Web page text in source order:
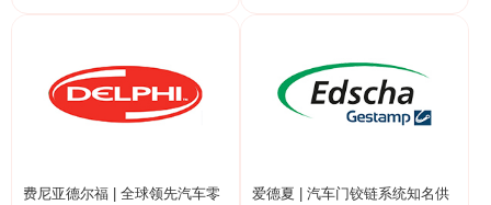
费尼亚德尔福 | 全球领先汽车零
爱德夏 | 汽车门铰链系统知名供